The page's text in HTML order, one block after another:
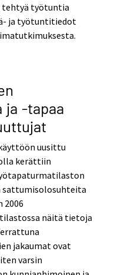
työtuntia
ja työtuntitiedot
-tapaa
uusittu
kerättiin
sattumisolosuhteita
2006
näitä tietoja
jakaumat ovat
varsin